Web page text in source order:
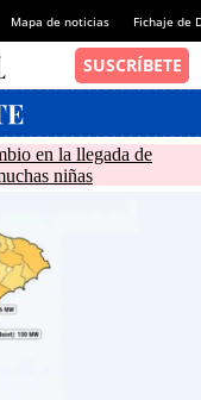
Mapa de noticias Fichaje de
en la llegada de
niñas